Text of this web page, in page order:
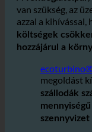
Avendéglátóipar,
van szükség, az
azzal a kihívással,
költségek
hozzájárul a
megoldást
szállodák